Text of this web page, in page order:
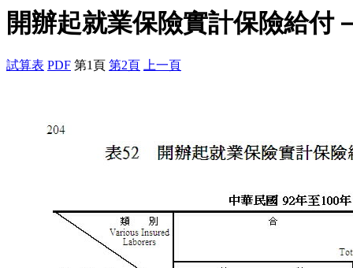
開辦起就業保險實計保險給付
試算表 PDF 第1頁 第2頁 上一頁